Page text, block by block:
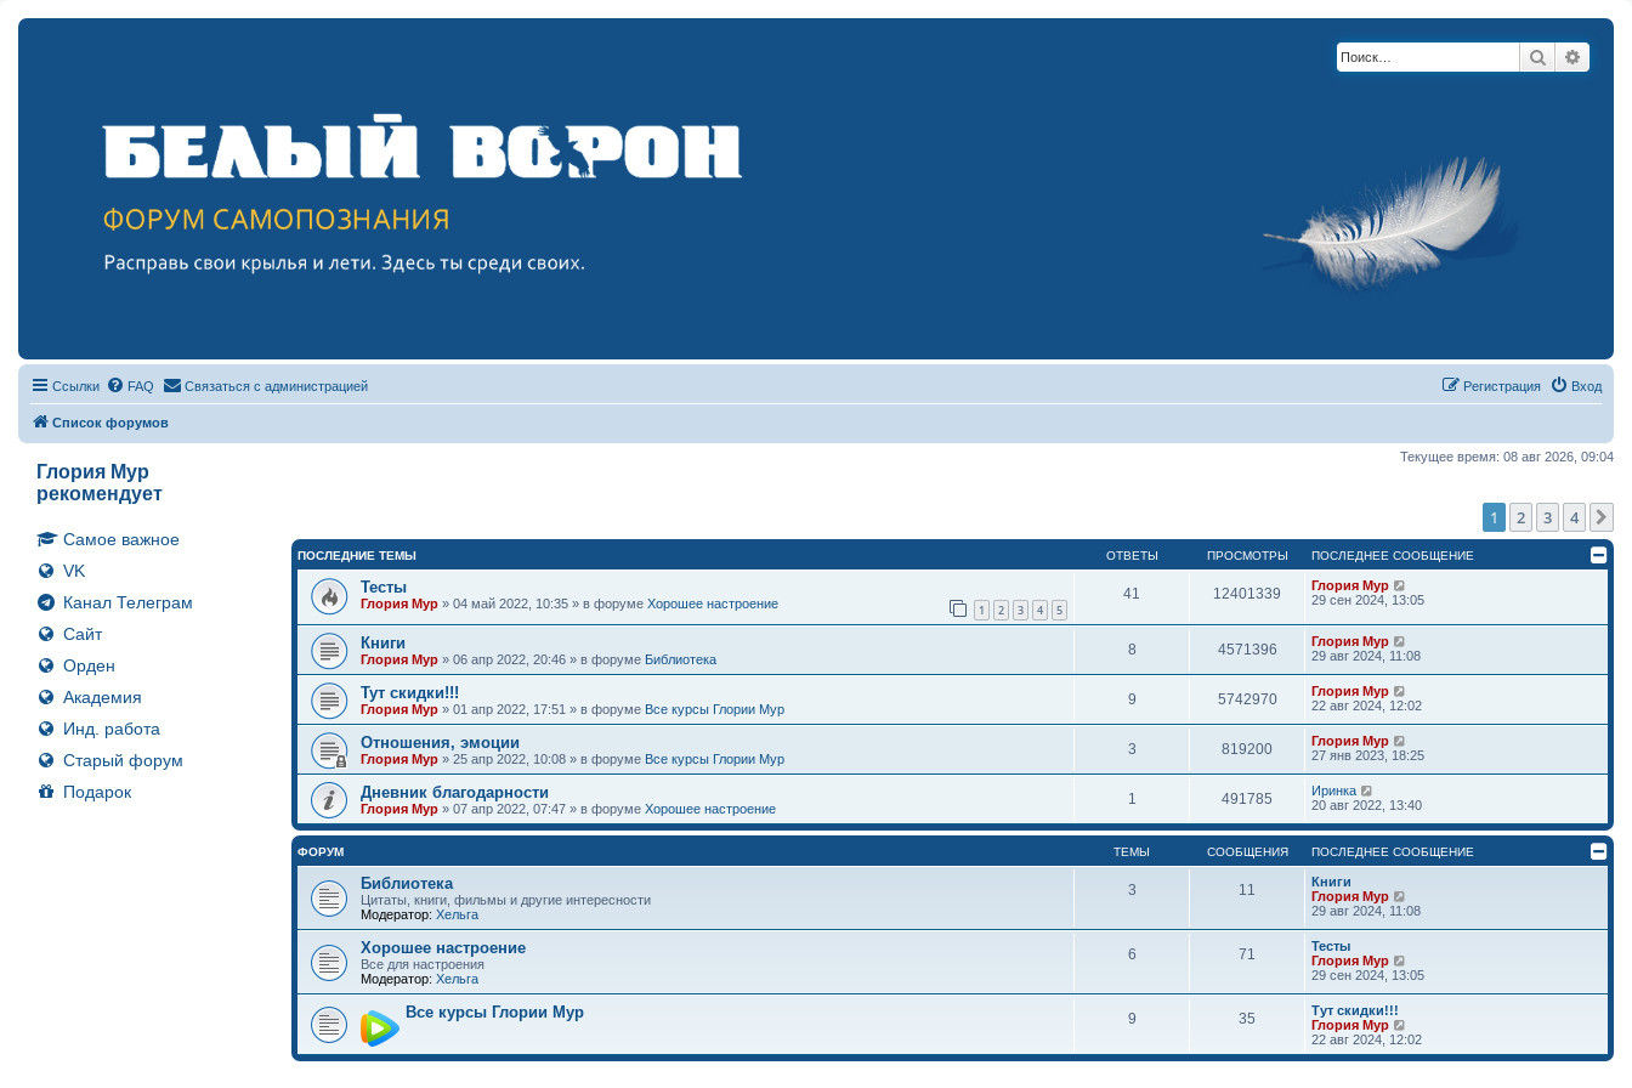
Поиск
Ссылки FAQ Связаться с администрацией Вход
Регистрация
Список форумов
Глория Мур
рекомендует
Самое важное
VK
Канал Телеграм
Сайт
Орден
Академия
Инд. работа
Старый форум
Подарок
Текущее время: 08 авг 2026, 09:04
1 2 3 4
ПОСЛЕДНИЕ ТЕМЫ ОТВЕТЫ ПРОСМОТРЫ ПОСЛЕДНЕЕ СООБЩЕНИЕ
Тесты
1 2 3 4 5
Глория Мур » 04 май 2022, 10:35 » в форумеХорошее настроение
41 12401339
Глория Мур
29 сен 2024, 13:05
Книги
Глория Мур » 06 апр 2022, 20:46 » в форуме Библиотека
8 4571396
Глория Мур
29 авг 2024, 11:08
Тут скидки!!!
Глория Мур » 01 апр 2022, 17:51 » в форуме Все курсы Глории Мур
9 5742970
Глория Мур
22 авг 2024, 12:02
Отношения, эмоции
Глория Мур » 25 апр 2022, 10:08 » в форуме Все курсы Глории Мур
3 819200
Глория Мур
27 янв 2023, 18:25
Дневник благодарности
Глория Мур » 07 апр 2022, 07:47 » в форумеХорошее настроение
1 491785
Иринка
20 авг 2022, 13:40
ФОРУМ ТЕМЫ СООБЩЕНИЯ ПОСЛЕДНЕЕ СООБЩЕНИЕ
Библиотека
Цитаты, книги, фильмы и другие интересности
Модератор: Хельга
3 11
Книги
Глория Мур
е
т
и
к
с
л
29 авг 2024, 11:08
Хорошее настроение
Все для настроения
Модератор: Хельга
6 71
Тесты
Глория Мур
е
т
и
к
29 сен 2024, 13:05
Все курсы Глории Мур 9 35
Тут скидки!!!
Глория Мур
е
р
22 авг 2024, 12:02